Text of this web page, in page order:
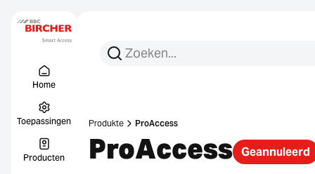
Home
Toepassingen
Producten
Zoeken:
Zoek op
Produkte ProAccess
ProAccess Geannuleerd